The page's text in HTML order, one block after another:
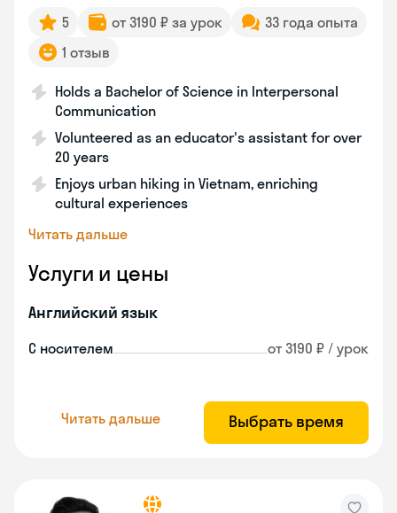
5 от 3190 ₽ за урок
33 года опыта
1 отзыв
Holds a Bachelor of Science in Interpersonal
Communication
Volunteered as an educator's assistant for over
20 years
Enjoys urban hiking in Vietnam, enriching
cultural experiences
Читать дальше
Услуги и цены
Английский язык
С носителем от 3190 ₽ / урок
Читать дальше Выбрать время